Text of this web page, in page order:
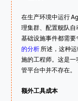
在生产环境中运行
理集群、配置舰队
基础设施事件都需
的分析 所述，这种
施的工程师。这是
管平台中并不存在。
额外工具成本